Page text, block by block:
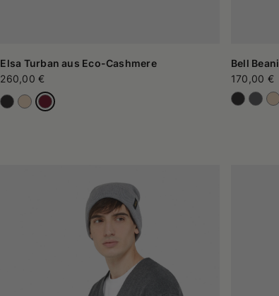
Elsa Turban aus Eco-Cashmere
260,00 €
Bell
170,00 €